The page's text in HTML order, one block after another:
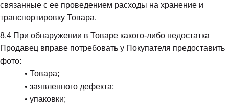
связанные с ее проведением расходы на хранение и
транспортировку Товара.
8.4 При обнаружении в Товаре какого-либо недостатка
Продавец вправе потребовать у Покупателя предоставить
фото:
            • упаковки;